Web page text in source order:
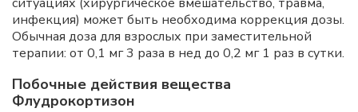
инфекция) может быть необходима коррекция дозы.
Обычная доза для взрослых при заместительной
терапии: от 0,1 мг 3 раза в нед до 0,2 мг 1 раз в сутки.
Побочные действия вещества
Флудрокортизон